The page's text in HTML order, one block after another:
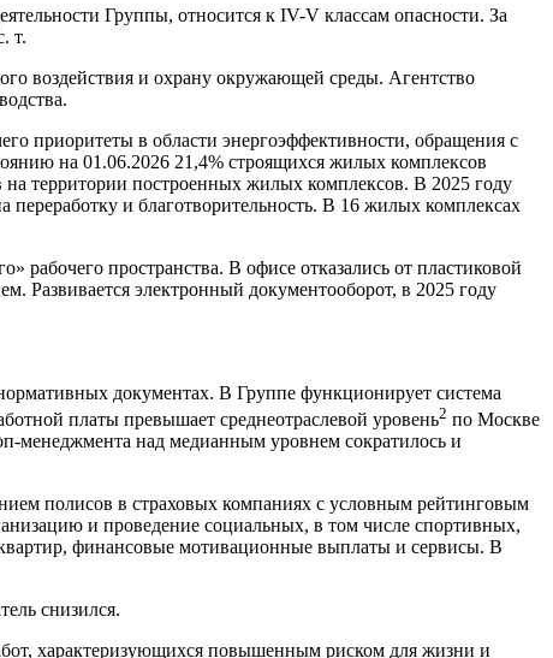
Группы, относится к IV-V классам опасности. За
т.
воздействия и охрану окружающей среды. Агентство
приоритеты в области энергоэффективности, обращения с
на 01.06.2026 21,4% строящихся жилых комплексов
территории построенных жилых комплексов. В 2025 году
и благотворительность. В 16 жилых комплексах
рабочего пространства. В офисе отказались от пластиковой
Развивается электронный документооборот, в 2025 году
документах. В Группе функционирует система
платы превышает среднеотраслевой уровень2 по Москве
менеджмента над медианным уровнем сократилось и
полисов в страховых компаниях с условным рейтинговым
и проведение социальных, в том числе спортивных,
финансовые мотивационные выплаты и сервисы. В
снизился.
характеризующихся повышенным риском для жизни и